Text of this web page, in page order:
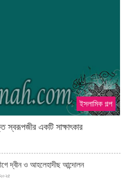
ইসলামিক গল্প
স্বরূপজীর একটি সাক্ষাৎকার
দ্বীন ও আহলেহাদীছ আন্দোলন